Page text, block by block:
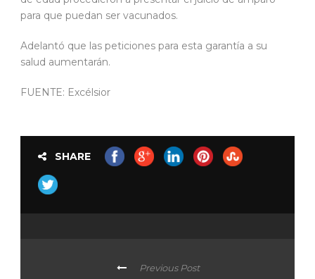
para que puedan ser vacunados.
Adelantó que las peticiones para esta garantía a su
salud aumentarán.
FUENTE: Excélsior
SHARE
Previous Post